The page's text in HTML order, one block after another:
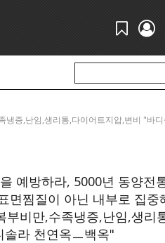
증,난임,생리통,다이어트지압,변비 "바
예방하라, 5000년 동양전
면찜질이 아닌 내부로 집중
부비만,수족냉증,난임,생리
라 천연옥ㅡ백옥"